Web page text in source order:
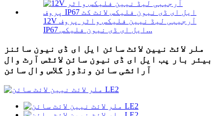
12V آرجیبی لیڈ نیین فلیکس واٹر پروف
IP67 ایل ای ڈی نیون فلیکس...
ملر لائٹ نیین لائٹ سائن ایل ای ڈی نیون سائنز
بیئر بار پب ایل ای ڈی نیون سائن لائٹس آرٹ وال
آرائشی سائن ونڈوز گلاس وال سائن